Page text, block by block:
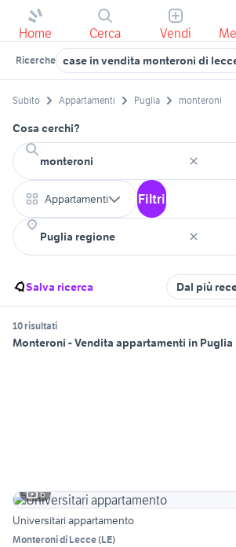
Home Cerca Vendi
Ricerche case in vendita monteroni di
Subito Appartamenti Puglia monteroni
Cosa cerchi?
Appartamenti Filtri
Salva ricerca Dal più
10 risultati
Monteroni - Vendita appartamenti in Puglia
6
Universitari appartamento
Monteroni di Lecce(LE)